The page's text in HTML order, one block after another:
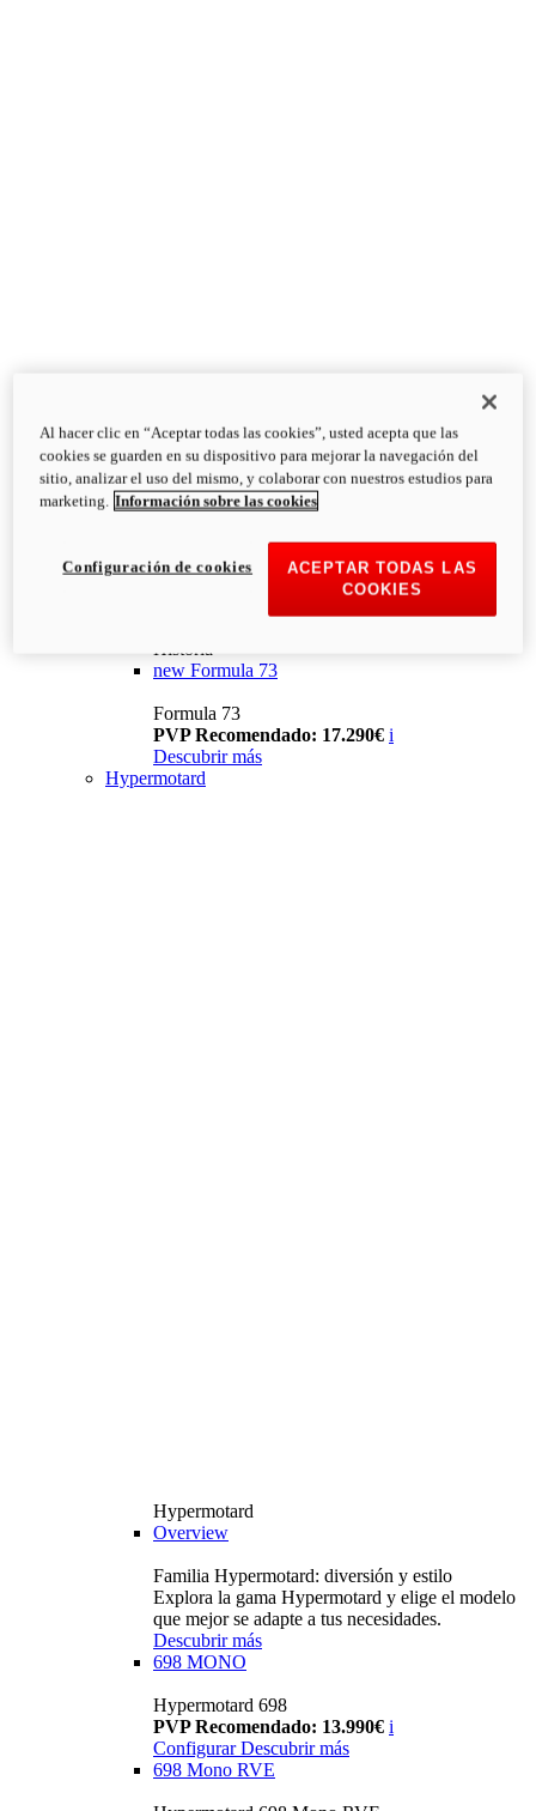
Historia
new Formula 73
Formula 73
PVP Recomendado: 17.290€ i
Descubrir más
Hypermotard
Hypermotard
Overview
Familia Hypermotard: diversión y estilo
Explora la gama Hypermotard y elige el modelo
que mejor se adapte a tus necesidades.
Descubrir más
698 MONO
Hypermotard 698
PVP Recomendado: 13.990€ i
ConfigurarDescubrir más
698 Mono RVE
Al hacer clic en “Aceptar todas las cookies”, usted acepta que las
cookies se guarden en su dispositivo para mejorar la navegación del
sitio, analizar el uso del mismo, y colaborar con nuestros estudios para
marketing. Información sobre las cookies
ACEPTAR TODAS LAS
COOKIES
Configuración de cookies